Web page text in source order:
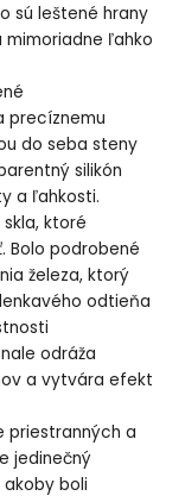
sú leštené hrany
mimoriadne ľahko
precíznemu
do seba steny
silikón
a ľahkosti.
ktoré
Bolo podrobené
železa, ktorý
odtieňa
odráža
a vytvára efekt
priestranných a
jedinečný
boli